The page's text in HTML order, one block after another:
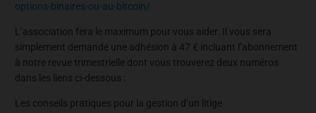
options-binaires-ou-au-bitcoin/
L’association fera le maximum pour vous aider. Il vous sera
simplement demandé une adhésion à 47 € incluant l’abonnement
à notre revue trimestrielle dont vous trouverez deux numéros
dans les liens ci-dessous :
Les conseils pratiques pour la gestion d’un litige